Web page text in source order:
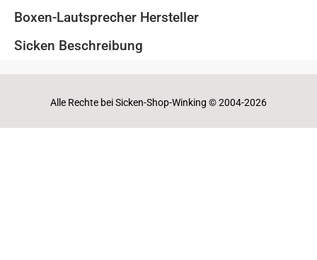
Boxen-Lautsprecher Hersteller
Sicken Beschreibung
Alle Rechte bei Sicken-Shop-Winking © 2004-2026